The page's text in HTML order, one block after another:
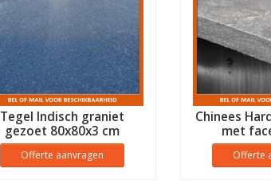
Tegel Indisch graniet
gezoet 80x80x3 cm
Offerte aanvragen
Chinees
met
Offerte